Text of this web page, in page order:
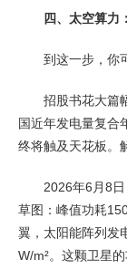
四、太空算力
到这一步，你
招股书花大篇
国近年发电量复合
终将触及天花板。
2026年6月8
草图：峰值功耗
翼，太阳能阵列发
W/m²。这颗卫星